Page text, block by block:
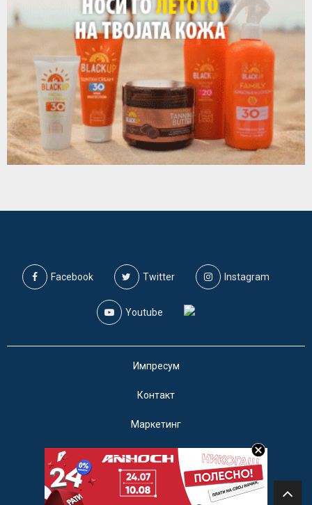
Facebook Twitter Instagram
Youtube
Импресум
Контакт
Маркетинг
Услови за користење
@2019 - A1on. Сите права задржани.